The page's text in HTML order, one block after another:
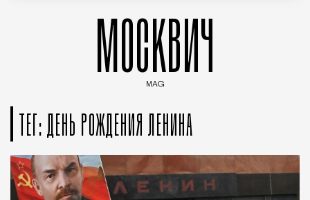
МОСКВИЧ
MAG
ТЕГ: ДЕНЬ РОЖДЕНИЯ ЛЕНИНА